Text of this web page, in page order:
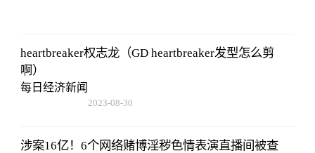
heartbreaker权志龙（GD heartbreaker发型怎么剪
啊）
每日经济新闻
2023-08-30
涉案16亿！6个网络赌博淫秽色情表演直播间被查